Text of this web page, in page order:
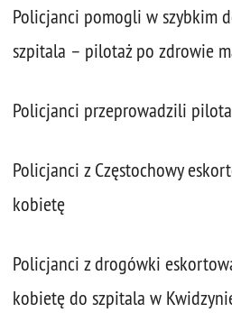
Policjanci pomogli w szybkim
szpitala – pilotaż po zdrowie
Policjanci przeprowadzili
Policjanci z Częstochowy
kobietę
Policjanci z drogówki
kobietę do szpitala w